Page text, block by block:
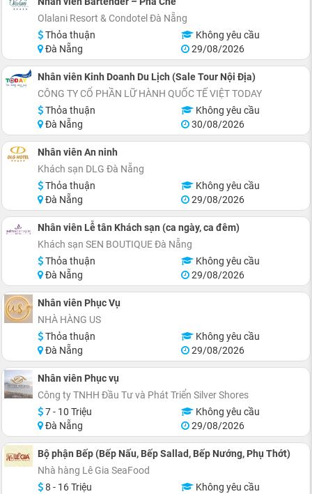
Olalani Resort & Condotel Đà Nẵng
Thỏa thuận
Không yêu cầu
Đà Nẵng
29/08/2026
Nhân viên Kinh Doanh Du Lịch (Sale Tour Nội Địa)
CÔNG TY CỔ PHẦN LỮ HÀNH QUỐC TẾ VIỆT TODAY
Thỏa thuận
Không yêu cầu
Đà Nẵng
30/08/2026
Nhân viên An ninh
Khách sạn DLG Đà Nẵng
Thỏa thuận
Không yêu cầu
Đà Nẵng
29/08/2026
Nhân viên Lễ tân Khách sạn (ca ngày, ca đêm)
Khách sạn SEN BOUTIQUE Đà Nẵng
Thỏa thuận
Không yêu cầu
Đà Nẵng
29/08/2026
Nhân viên Phục Vụ
NHÀ HÀNG US
Thỏa thuận
Không yêu cầu
Đà Nẵng
29/08/2026
Nhân viên Phục vụ
Công ty TNHH Đầu Tư và Phát Triển Silver Shores
7 - 10 Triệu
Không yêu cầu
Đà Nẵng
29/08/2026
Bộ phận Bếp (Bếp Nấu, Bếp Sallad, Bếp Nướng, Phụ Thớt)
Nhà hàng Lê Gia SeaFood
8 - 16 Triệu
Không yêu cầu